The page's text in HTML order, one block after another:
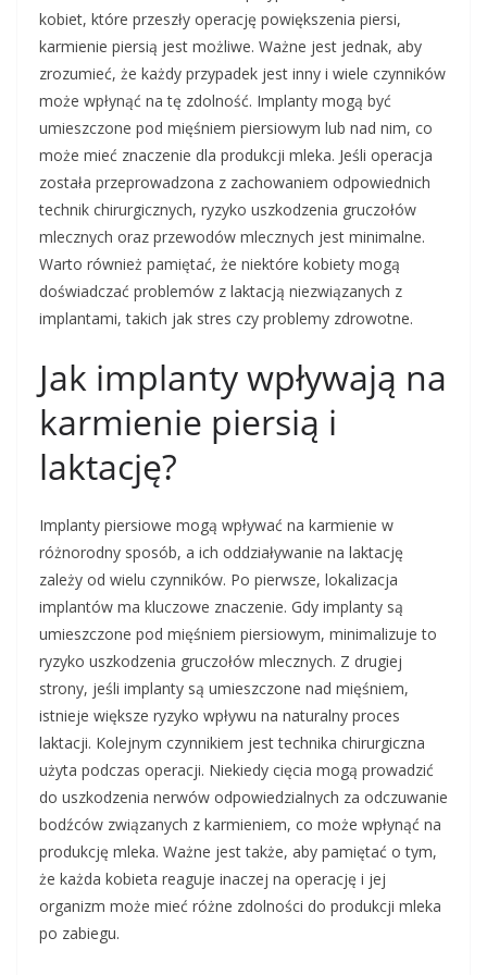
kobiet, które przeszły operację powiększenia piersi,
karmienie piersią jest możliwe. Ważne jest jednak, aby
zrozumieć, że każdy przypadek jest inny i wiele czynników
może wpłynąć na tę zdolność. Implanty mogą być
umieszczone pod mięśniem piersiowym lub nad nim, co
może mieć znaczenie dla produkcji mleka. Jeśli operacja
została przeprowadzona z zachowaniem odpowiednich
technik chirurgicznych, ryzyko uszkodzenia gruczołów
mlecznych oraz przewodów mlecznych jest minimalne.
Warto również pamiętać, że niektóre kobiety mogą
doświadczać problemów z laktacją niezwiązanych z
implantami, takich jak stres czy problemy zdrowotne.
Jak implanty wpływają na
karmienie piersią i
laktację?
Implanty piersiowe mogą wpływać na karmienie w
różnorodny sposób, a ich oddziaływanie na laktację
zależy od wielu czynników. Po pierwsze, lokalizacja
implantów ma kluczowe znaczenie. Gdy implanty są
umieszczone pod mięśniem piersiowym, minimalizuje to
ryzyko uszkodzenia gruczołów mlecznych. Z drugiej
strony, jeśli implanty są umieszczone nad mięśniem,
istnieje większe ryzyko wpływu na naturalny proces
laktacji. Kolejnym czynnikiem jest technika chirurgiczna
użyta podczas operacji. Niekiedy cięcia mogą prowadzić
do uszkodzenia nerwów odpowiedzialnych za odczuwanie
bodźców związanych z karmieniem, co może wpłynąć na
produkcję mleka. Ważne jest także, aby pamiętać o tym,
że każda kobieta reaguje inaczej na operację i jej
organizm może mieć różne zdolności do produkcji mleka
po zabiegu.